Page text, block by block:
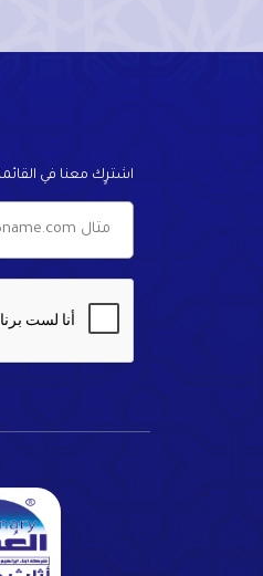
اشترٍك معنا في